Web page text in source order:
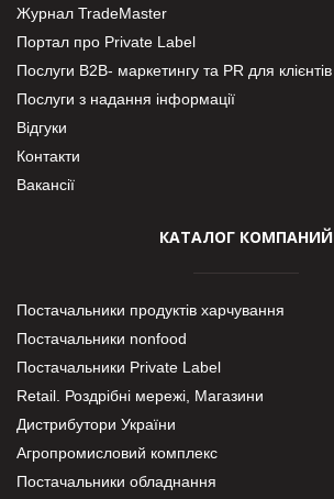
Журнал TradeMaster
Портал про Private Label
Послуги В2В- маркетингу та PR для клієнтів
Послуги з надання інформації
Відгуки
Контакти
Вакансії
КАТАЛОГ КОМПАНИЙ
Постачальники продуктів харчування
Постачальники nonfood
Постачальники Private Label
Retail. Роздрібні мережі, Магазини
Дистрибутори України
Агропромисловий комплекс
Постачальники обладнання